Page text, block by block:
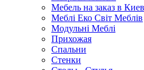
Мебель на заказ в
Меблі Еко Світ Меблів
Модульні Меблі
Прихожая
Спальни
Стенки